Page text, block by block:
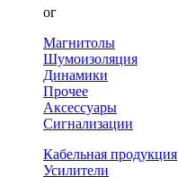
Каталог
Магнитолы
Шумоизоляция
Динамики
Прочее
Аксессуары
Сигнализации
Кабельная продукция
Усилители